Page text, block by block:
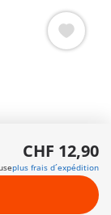
3 à 6 jours
CHF 12,90
plus frais d´expédition